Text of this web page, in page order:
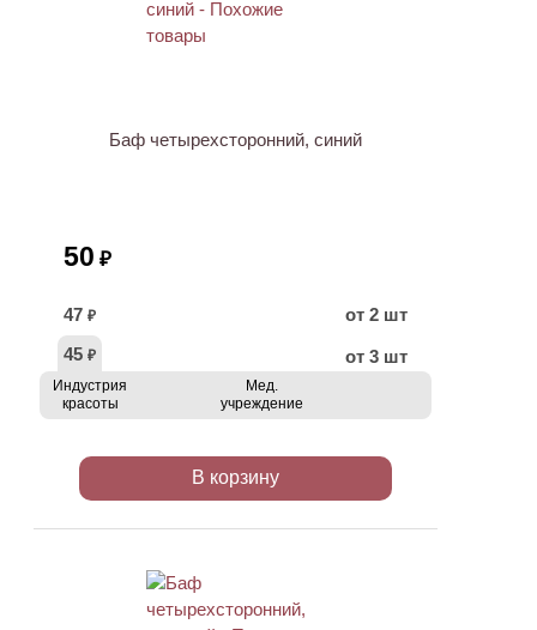
Баф четырехсторонний, синий
50 ₽
47 ₽
от 2 шт
45 ₽ от 3 шт
Индустрия
красоты
Мед.
учреждение
В корзину